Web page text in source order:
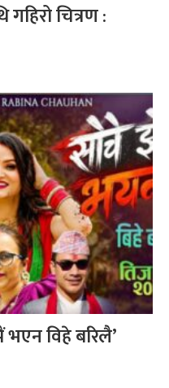
चित्रण :
विहे बरिलै’